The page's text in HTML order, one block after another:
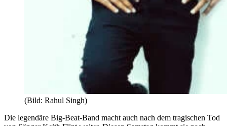
(Bild: Rahul Singh)
Die legendäre Big-Beat-Band macht auch nach dem tragischen Tod